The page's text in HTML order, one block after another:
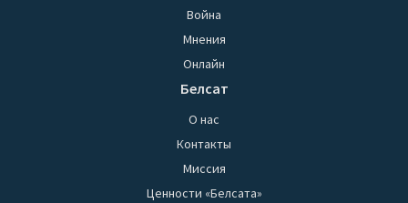
Война
Мнения
Онлайн
Белсат
О нас
Контакты
Миссия
Ценности «Белсата»